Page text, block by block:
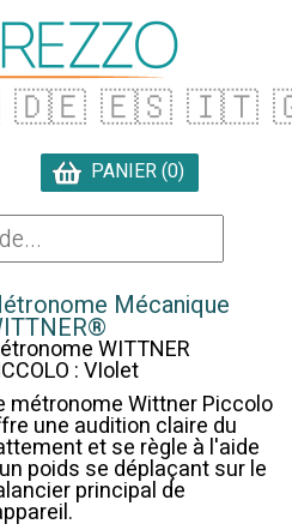
🇩🇪 🇪🇸 🇮🇹
PANIER (0)
Mécanique
WITTNER
: VIolet
métronome Wittner Piccolo
une audition claire du
et se règle à l'aide
poids se déplaçant sur le
principal de